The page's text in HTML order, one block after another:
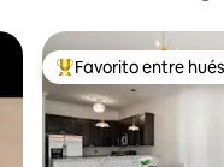
Favorito entre
Favorito entre